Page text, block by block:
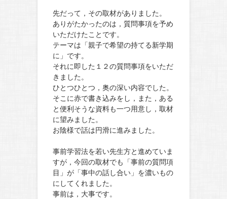
先だって，その取材がありました。
ありがたかったのは，質問事項を予め
いただけたことです。
テーマは「親子で希望の持てる新学期
に」です。
それに即した１２の質問事項をいただ
きました。
ひとつひとつ，奥の深い内容でした。
そこに赤で書き込みをし，また，ある
と便利そうな資料も一つ用意し，取材
に望みました。
お陰様で話は円滑に進みました。
事前学習法を若い先生方と進めていま
すが，今回の取材でも「事前の質問項
目」が「事中の話し合い」を濃いもの
にしてくれました。
事前は，大事です。